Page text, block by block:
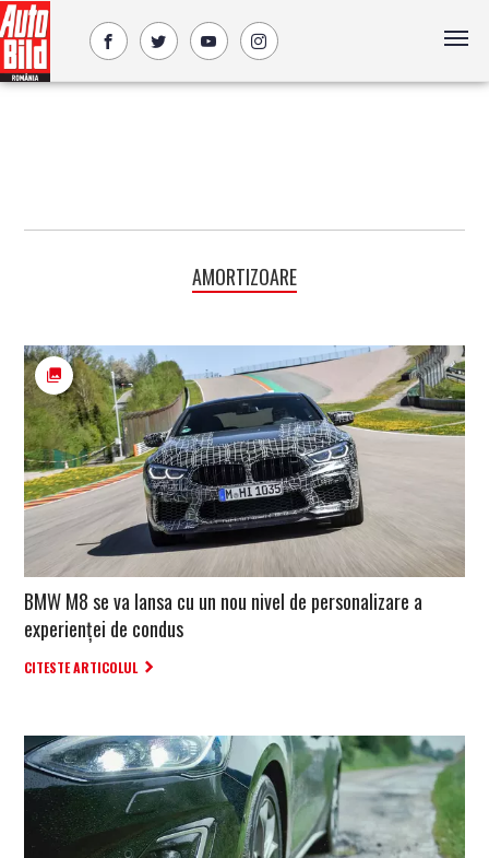
AMORTIZOARE
BMW M8 se va lansa cu un nou nivel de personalizare a
experienței de condus
CITESTE ARTICOLUL